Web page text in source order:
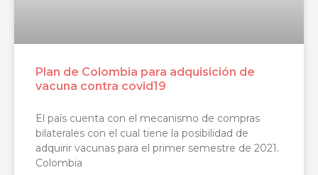
Plan de Colombia para adquisición de
vacuna contra covid19
El país cuenta con el mecanismo de compras
bilaterales con el cual tiene la posibilidad de
adquirir vacunas para el primer semestre de 2021.
Colombia